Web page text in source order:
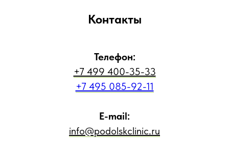
Контакты
Телефон:
+7 499 400-35-33
+7 495 085-92-11
E-mail:
info@podolskclinic.ru